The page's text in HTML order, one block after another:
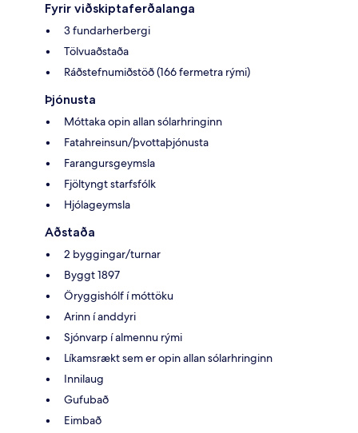
Fyrir viðskiptaferðalanga
3 fundarherbergi
Tölvuaðstaða
Ráðstefnumiðstöð (166 fermetra rými)
Þjónusta
Móttaka opin allan sólarhringinn
Fatahreinsun/þvottaþjónusta
Farangursgeymsla
Fjöltyngt starfsfólk
Hjólageymsla
Aðstaða
2 byggingar/turnar
Byggt 1897
Öryggishólf í móttöku
Arinn í anddyri
Sjónvarp í almennu rými
Líkamsrækt sem er opin allan sólarhringinn
Innilaug
Gufubað
Eimbað